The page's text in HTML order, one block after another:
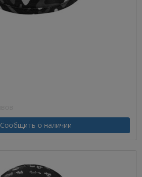
Сообщить о наличии